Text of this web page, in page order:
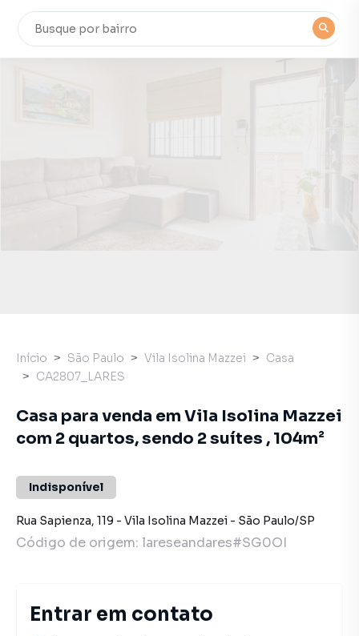
Início São Paulo Vila Isolina Mazzei
Casa
CA2807_LARES
Casa para venda em Vila Isolina Mazzei
com 2 quartos, sendo 2 suítes , 104m²
Indisponível
Rua Sapienza, 119 - Vila Isolina Mazzei - São Paulo/SP
Código de origem: lareseandares#SG0OI
Entrar em contato